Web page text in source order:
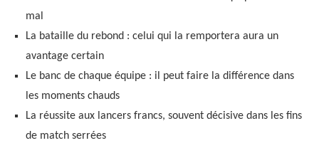
mal
La bataille du rebond : celui qui la remportera aura un
avantage certain
Le banc de chaque équipe : il peut faire la différence dans
les moments chauds
La réussite aux lancers francs, souvent décisive dans les fins
de match serrées